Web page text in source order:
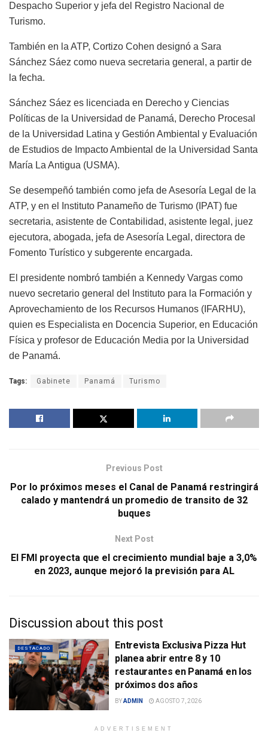
Despacho Superior y jefa del Registro Nacional de
Turismo.
También en la ATP, Cortizo Cohen designó a Sara
Sánchez Sáez como nueva secretaria general, a partir de
la fecha.
Sánchez Sáez es licenciada en Derecho y Ciencias
Políticas de la Universidad de Panamá, Derecho Procesal
de la Universidad Latina y Gestión Ambiental y Evaluación
de Estudios de Impacto Ambiental de la Universidad Santa
María La Antigua (USMA).
Se desempeñó también como jefa de Asesoría Legal de la
ATP, y en el Instituto Panameño de Turismo (IPAT) fue
secretaria, asistente de Contabilidad, asistente legal, juez
ejecutora, abogada, jefa de Asesoría Legal, directora de
Fomento Turístico y subgerente encargada.
El presidente nombró también a Kennedy Vargas como
nuevo secretario general del Instituto para la Formación y
Aprovechamiento de los Recursos Humanos (IFARHU),
quien es Especialista en Docencia Superior, en Educación
Física y profesor de Educación Media por la Universidad
de Panamá.
Tags: Gabinete Panamá Turismo
Previous Post
Por lo próximos meses el Canal de Panamá restringirá
calado y mantendrá un promedio de transito de 32
buques
Next Post
El FMI proyecta que el crecimiento mundial baje a 3,0%
en 2023, aunque mejoró la previsión para AL
Discussion about this post
DESTACADO
Entrevista Exclusiva Pizza Hut
planea abrir entre 8 y 10
restaurantes en Panamá en los
próximos dos años
BYADMIN AGOSTO 7, 2026
ADVERTISEMENT